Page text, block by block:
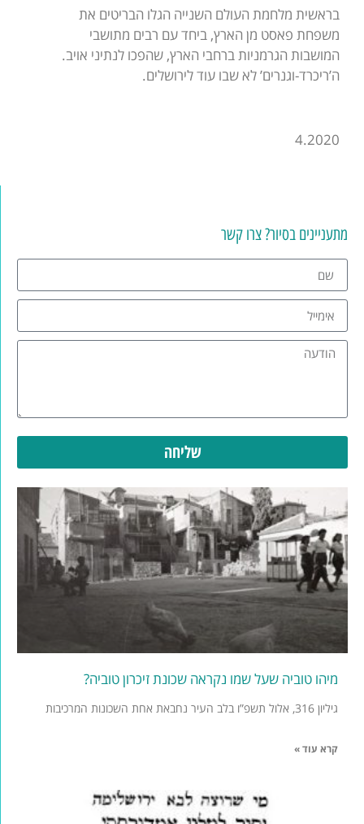
מתעניינים בסיור? צרו קשר
שליחה
מיהו טוביה שעל שמו נקראה שכונת זיכרון טוביה?
גיליון 316, אלול תשפ”ו בלב העיר נחבאת אחת השכונות המרכיבות
קרא עוד »
בראשית מלחמת העולם השנייה הגלו הבריטים את
משפחת פאסט מן הארץ, ביחד עם רבים מתושבי
המושבות הגרמניות ברחבי הארץ, שהפכו לנתיני אויב.
ה’ריכרד-וגנרים’ לא שבו עוד לירושלים.
4.2020